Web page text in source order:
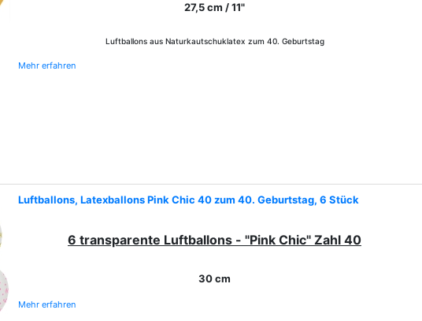
27,5 cm / 11"
Luftballons aus Naturkautschuklatex zum 40. Geburtstag
Mehr erfahren
Luftballons, Latexballons Pink Chic 40 zum 40. Geburtstag, 6 Stück
6 transparente Luftballons - "Pink Chic" Zahl 40
30 cm
Mehr erfahren